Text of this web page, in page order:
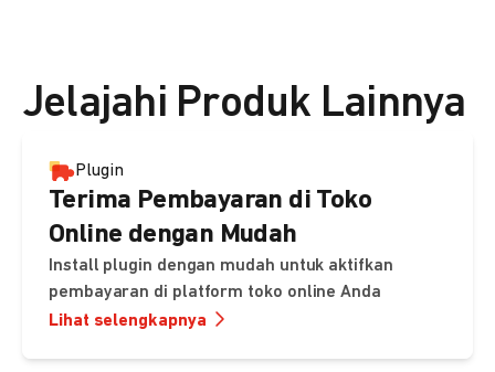
Jelajahi Produk Lainnya
Plugin
Terima Pembayaran di Toko
Online dengan Mudah
Install plugin dengan mudah untuk aktifkan
pembayaran di platform toko online Anda
Lihat selengkapnya